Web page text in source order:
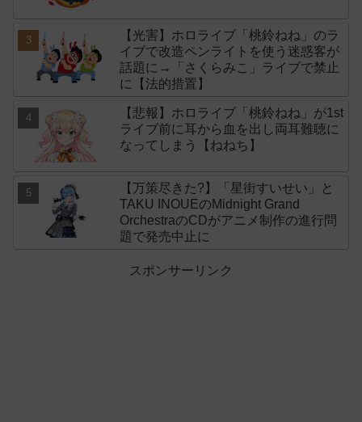
【光害】ホロライブ「桃鈴ねね」のラ
イブで改造ペンライトを使う迷惑客が
話題に→「さくらみこ」ライブで禁止
に【法的措置】
【悲報】ホロライブ「桃鈴ねね」が1st
ライブ前に耳から血を出し両耳難聴に
なってしまう【ねねち】
【万策尽きた?】「星街すいせい」と
TAKU INOUEのMidnight Grand
OrchestraのCDがアニメ制作の進行問
題で発売中止に
スポンサーリンク